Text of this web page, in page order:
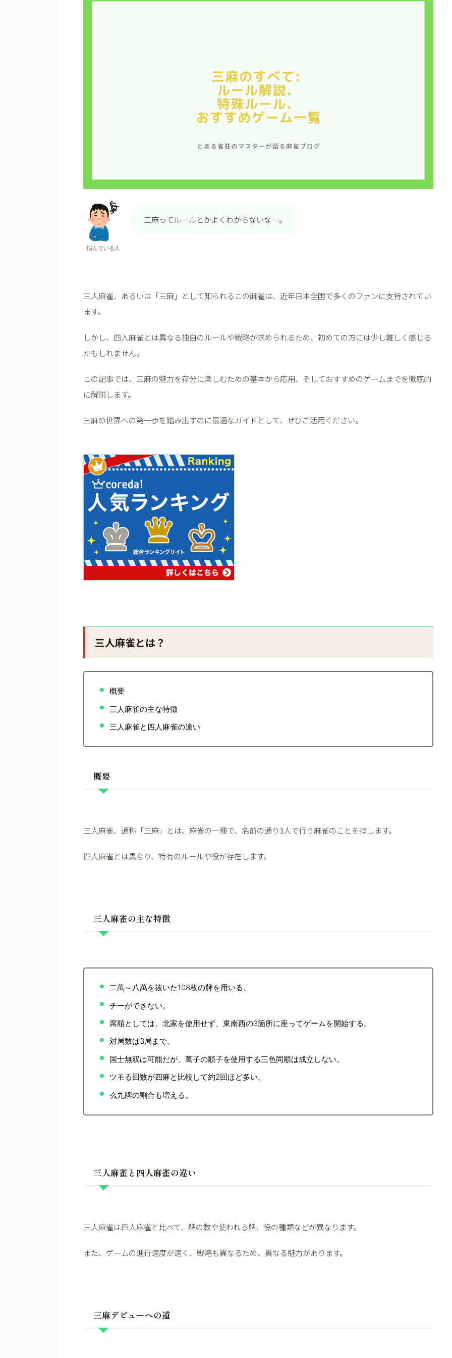
悩んでいる人
三麻ってルールとかよくわからないなー。
三人麻雀、あるいは「三麻」として知られるこの麻雀は、近年日本全国で多くのファンに支持されてい
ます。
しかし、四人麻雀とは異なる独自のルールや戦略が求められるため、初めての方には少し難しく感じる
かもしれません。
この記事では、三麻の魅力を存分に楽しむための基本から応用、そしておすすめのゲームまでを徹底的
に解説します。
三麻の世界への第一歩を踏み出すのに最適なガイドとして、ぜひご活用ください。
三人麻雀とは？
概要
三人麻雀の主な特徴
三人麻雀と四人麻雀の違い
概要
三人麻雀、通称「三麻」とは、麻雀の一種で、名前の通り3人で行う麻雀のことを指します。
四人麻雀とは異なり、特有のルールや役が存在します。
三人麻雀の主な特徴
二萬～八萬を抜いた108枚の牌を用いる。
チーができない。
席順としては、北家を使用せず、東南西の3箇所に座ってゲームを開始する。
対局数は3局まで。
国士無双は可能だが、萬子の順子を使用する三色同順は成立しない。
ツモる回数が四麻と比較して約2回ほど多い。
么九牌の割合も増える。
三人麻雀と四人麻雀の違い
三人麻雀は四人麻雀と比べて、牌の数や使われる牌、役の種類などが異なります。
また、ゲームの進行速度が速く、戦略も異なるため、異なる魅力があります。
三麻デビューへの道